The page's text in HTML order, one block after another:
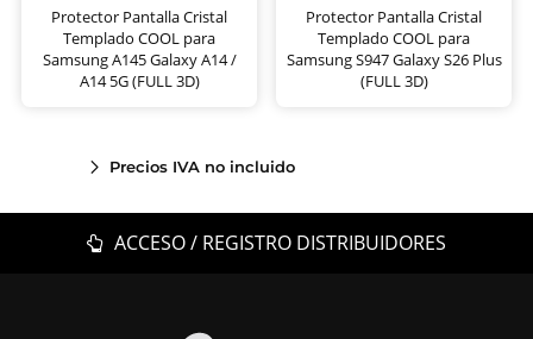
Protector Pantalla Cristal
Templado COOL para
Samsung A145 Galaxy A14 /
A14 5G (FULL 3D)
Protector Pantalla Cristal
Templado COOL para
Samsung S947 Galaxy S26 Plus
(FULL 3D)
Precios IVA no incluido
ACCESO / REGISTRO DISTRIBUIDORES